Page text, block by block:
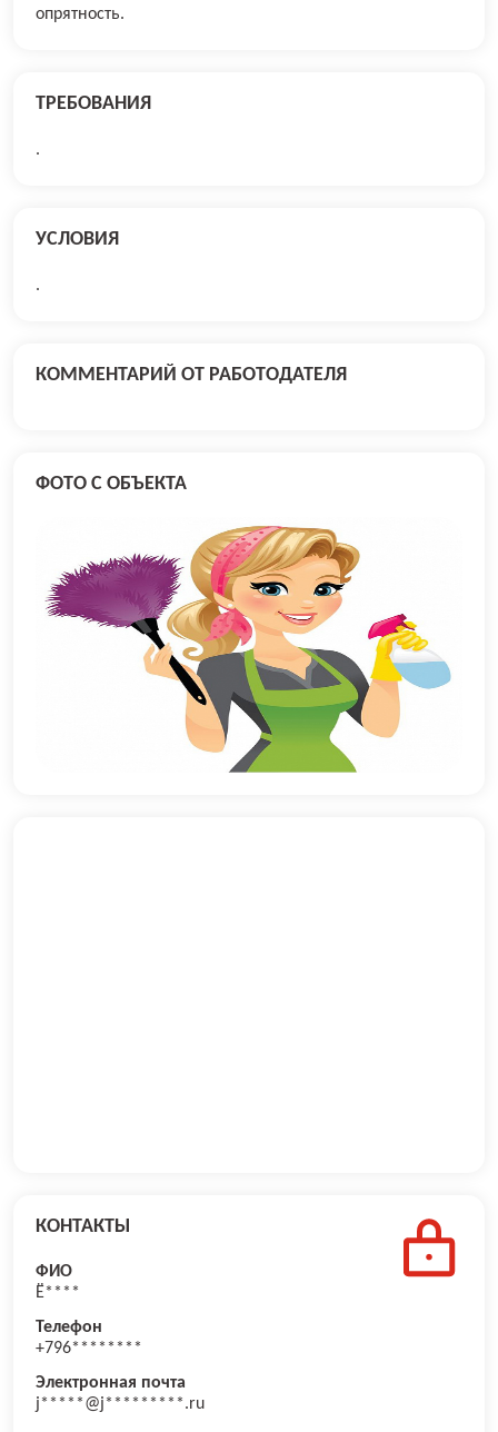
опрятность.
ТРЕБОВАНИЯ
.
УСЛОВИЯ
.
КОММЕНТАРИЙ ОТ РАБОТОДАТЕЛЯ
ФОТО С ОБЪЕКТА
КОНТАКТЫ
ФИО
Ё****
Телефон
+796********
Электронная почта
j*****@j*********.ru